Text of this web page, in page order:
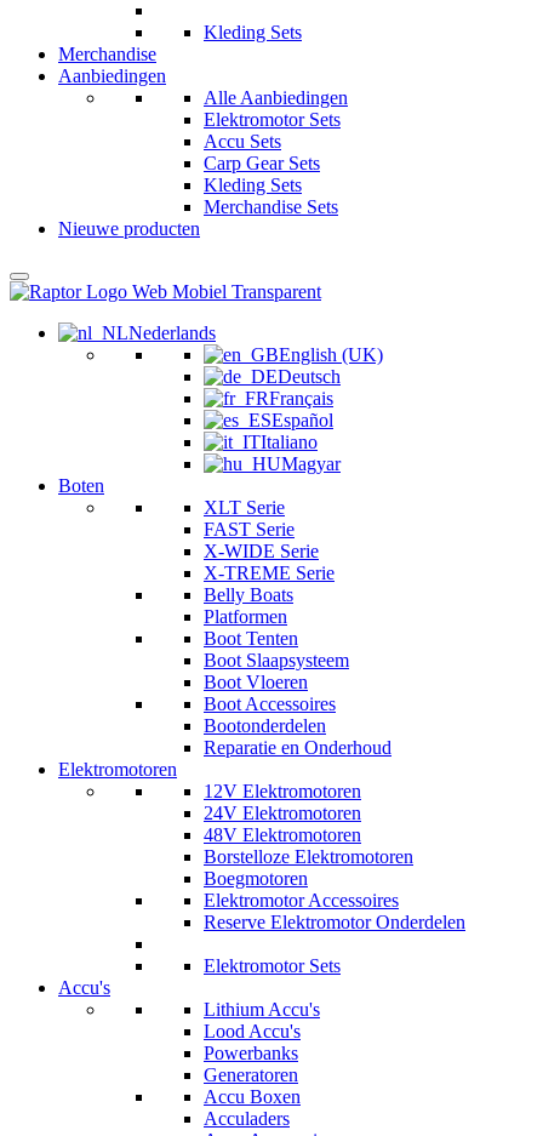
Kleding Sets
Merchandise
Aanbiedingen
Alle Aanbiedingen
Elektromotor Sets
Accu Sets
Carp Gear Sets
Kleding Sets
Merchandise Sets
Nieuwe producten
Nederlands
English (UK)
Deutsch
Français
Español
Italiano
Magyar
Boten
XLT Serie
FAST Serie
X-WIDE Serie
X-TREME Serie
Belly Boats
Platformen
Boot Tenten
Boot Slaapsysteem
Boot Vloeren
Boot Accessoires
Bootonderdelen
Reparatie en Onderhoud
Elektromotoren
12V Elektromotoren
24V Elektromotoren
48V Elektromotoren
Borstelloze Elektromotoren
Boegmotoren
Elektromotor Accessoires
Reserve Elektromotor Onderdelen
Elektromotor Sets
Accu's
Lithium Accu's
Lood Accu's
Powerbanks
Generatoren
Accu Boxen
Acculaders